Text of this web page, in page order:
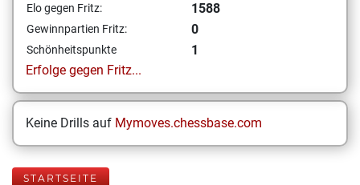
Elo gegen Fritz: 1588
Gewinnpartien Fritz: 0
Schönheitspunkte
1
Erfolge gegen Fritz...
Keine Drills auf Mymoves.chessbase.com
STARTSEITE